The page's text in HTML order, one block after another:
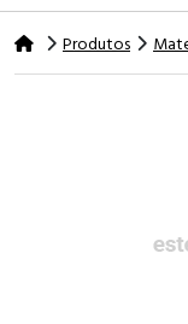
Produtos